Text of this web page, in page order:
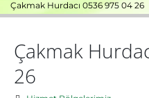
Çakmak Hurdacı 0536 975 04 26
Çakmak
26